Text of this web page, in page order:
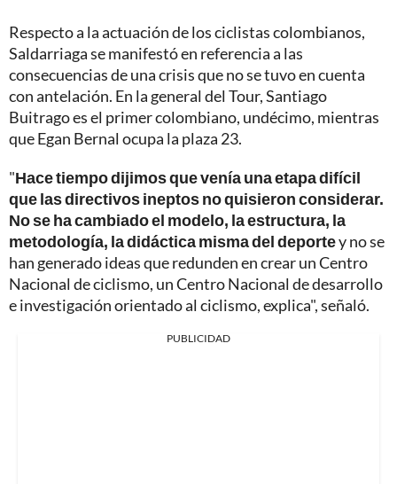
Respecto a la actuación de los ciclistas colombianos,
Saldarriaga se manifestó en referencia a las
consecuencias de una crisis que no se tuvo en cuenta
con antelación. En la general del Tour, Santiago
Buitrago es el primer colombiano, undécimo, mientras
que Egan Bernal ocupa la plaza 23.
"Hace tiempo dijimos que venía una etapa difícil
que las directivos ineptos no quisieron considerar.
No se ha cambiado el modelo, la estructura, la
metodología, la didáctica misma del deportey no se
han generado ideas que redunden en crear un Centro
Nacional de ciclismo, un Centro Nacional de desarrollo
e investigación orientado al ciclismo, explica", señaló.
PUBLICIDAD